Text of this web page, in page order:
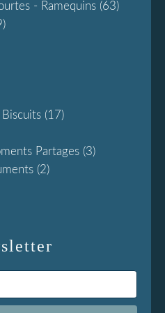
- Ramequins (63)
Biscuits (17)
Partages (3)
(2)